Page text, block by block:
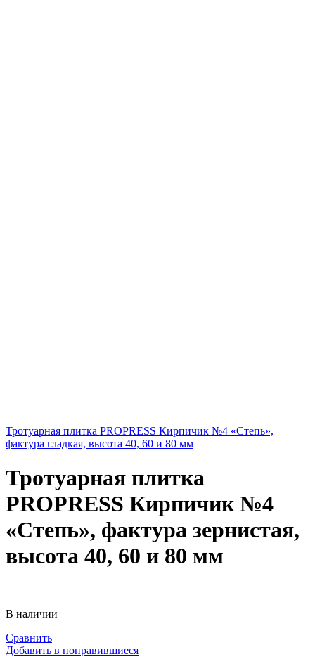
Тротуарная плитка PROPRESS Кирпичик №4 «Степь»,
фактура гладкая, высота 40, 60 и 80 мм
Тротуарная плитка
PROPRESS Кирпичик №4
«Степь», фактура зернистая,
высота 40, 60 и 80 мм
В наличии
Сравнить
Добавить в понравившиеся